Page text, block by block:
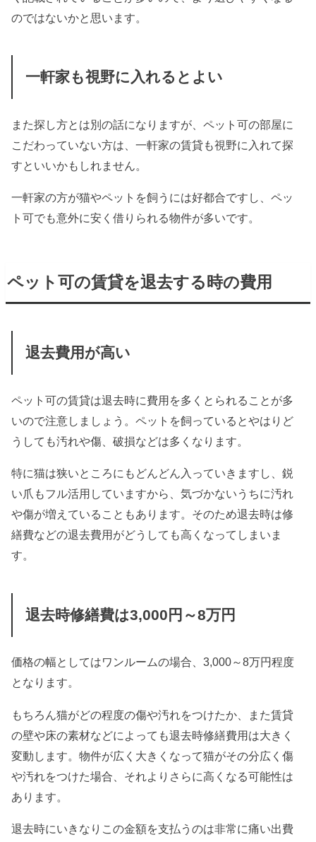
のではないかと思います。
一軒家も視野に入れるとよい
また探し方とは別の話になりますが、ペット可の部屋に
こだわっていない方は、一軒家の賃貸も視野に入れて探
すといいかもしれません。
一軒家の方が猫やペットを飼うには好都合ですし、ペッ
ト可でも意外に安く借りられる物件が多いです。
ペット可の賃貸を退去する時の費用
退去費用が高い
ペット可の賃貸は退去時に費用を多くとられることが多
いので注意しましょう。ペットを飼っているとやはりど
うしても汚れや傷、破損などは多くなります。
特に猫は狭いところにもどんどん入っていきますし、鋭
い爪もフル活用していますから、気づかないうちに汚れ
や傷が増えていることもあります。そのため退去時は修
繕費などの退去費用がどうしても高くなってしまいま
す。
退去時修繕費は3,000円～8万円
価格の幅としてはワンルームの場合、3,000～8万円程度
となります。
もちろん猫がどの程度の傷や汚れをつけたか、また賃貸
の壁や床の素材などによっても退去時修繕費用は大きく
変動します。物件が広く大きくなって猫がその分広く傷
や汚れをつけた場合、それよりさらに高くなる可能性は
あります。
退去時にいきなりこの金額を支払うのは非常に痛い出費